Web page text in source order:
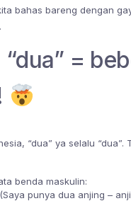
bahas bareng dengan
=
“dua” ya selalu “dua”.
benda maskulin:
punya dua anjing –